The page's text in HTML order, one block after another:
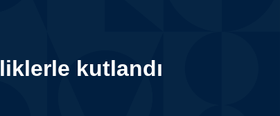
kutlandı